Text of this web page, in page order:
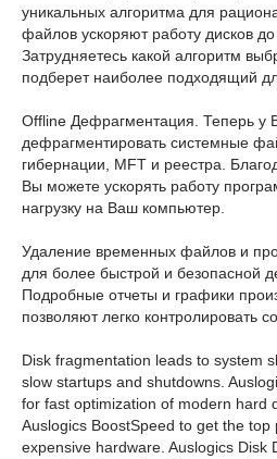
уникальных алгоритма для
файлов ускоряют работу дисков
Затрудняетесь какой алгоритм
подберет наиболее подходящий
Offline Дефрагментация. Теперь у
дефрагментировать системные
гибернации, MFT и реестра.
Вы можете ускорять работу
нагрузку на Ваш компьютер.
Удаление временных файлов и
для более быстрой и безопасной
Подробные отчеты и графики
позволяют легко контролировать
Disk fragmentation leads to system
slow startups and shutdowns.
for fast optimization of modern hard
Auslogics BoostSpeed to get the
expensive hardware. Auslogics Disk